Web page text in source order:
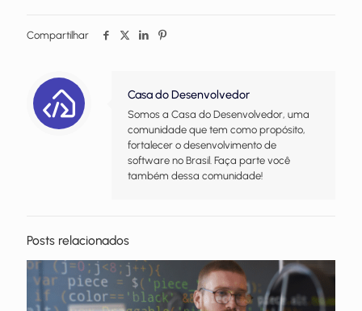
Compartilhar
Casa do Desenvolvedor
Somos a Casa do Desenvolvedor, uma
comunidade que tem como propósito,
fortalecer o desenvolvimento de
software no Brasil. Faça parte você
também dessa comunidade!
Posts relacionados